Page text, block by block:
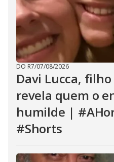
DO R7/07/08/2026
Davi Lucca,
revela quem o
humilde |
#Shorts